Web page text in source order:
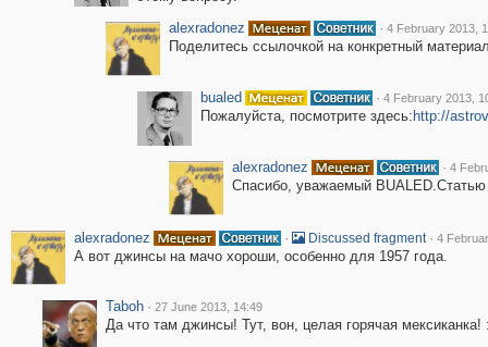
alexradonez
· 4 February 2013,
Поделитесь ссылочкой на конкретный
bualed · 4 February 2013,
Пожалуйста, посмотрите здесь: http://
alexradonez · 4
Спасибо, уважаемый
alexradonez · Discussed fragment · 4
А вот джинсы на мачо хороши, особенно для 1957 года.
Taboh · 27 June 2013, 14:49
Да что там джинсы! Тут, вон, целая горячая мексиканка!